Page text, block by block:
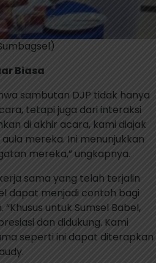
Biasa
sambutan DJP tidak hanya
tetapi juga dari interaksi
di akhir acara, kami diajak
mereka. Ini menunjukkan
mereka,” ungkapnya.
sama yang telah terjalin
dapat menjadi contoh bagi
“Khusus untuk Sumsel Babel,
dan didukung. Kami
seperti ini dapat diterapkan